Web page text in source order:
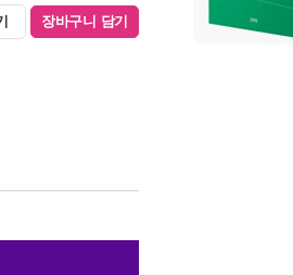
장바구니 담기